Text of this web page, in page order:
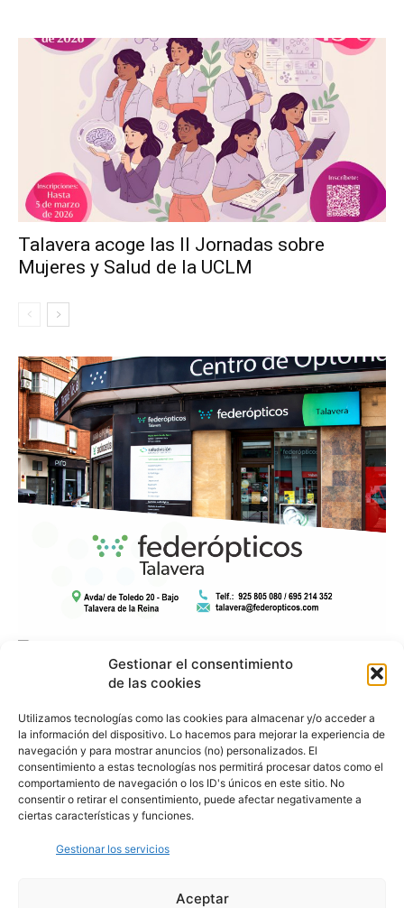
Gestionar el consentimiento
de las cookies
Utilizamos tecnologías como las cookies para almacenar y/o acceder a
la información del dispositivo. Lo hacemos para mejorar la experiencia de
navegación y para mostrar anuncios (no) personalizados. El
consentimiento a estas tecnologías nos permitirá procesar datos como el
comportamiento de navegación o los ID's únicos en este sitio. No
consentir o retirar el consentimiento, puede afectar negativamente a
ciertas características y funciones.
Gestionar los servicios
Aceptar
Talavera acoge las II Jornadas sobre
Mujeres y Salud de la UCLM